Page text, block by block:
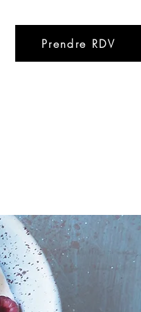
Prendre RDV